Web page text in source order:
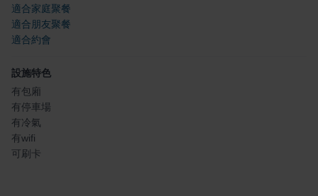
適合家庭聚餐
適合朋友聚餐
適合約會
設施特色
有包廂
有停車場
有冷氣
有wifi
可刷卡